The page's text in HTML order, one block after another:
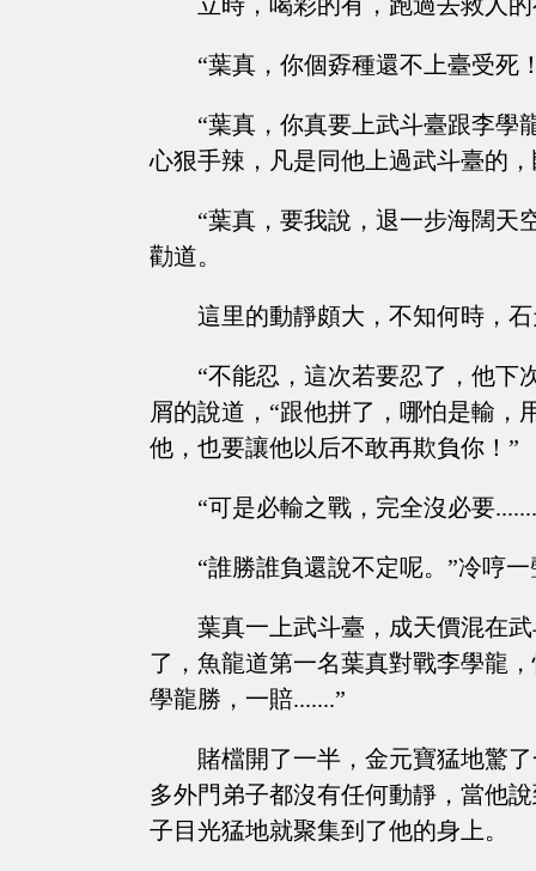
“葉真，你個孬種還不上臺受死
“葉真，你真要上武斗臺跟李學
心狠手辣，凡是同他上過武斗臺的
“葉真，要我說，退一步海闊天
勸道。
這里的動靜頗大，不知何時，
“不能忍，這次若要忍了，他下
屑的說道，“跟他拼了，哪怕是輸
他，也要讓他以后不敢再欺負你！”
“可是必輸之戰，完全沒必要
“誰勝誰負還說不定呢。”冷哼
葉真一上武斗臺，成天價混在
了，魚龍道第一名葉真對戰李學龍
學龍勝，一賠.......”
賭檔開了一半，金元寶猛地驚
多外門弟子都沒有任何動靜，當他
子目光猛地就聚集到了他的身上。